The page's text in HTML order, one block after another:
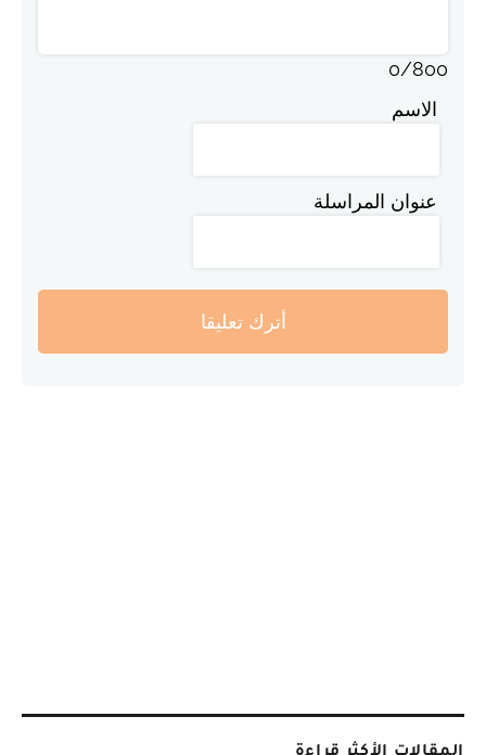
0/800
الاسم
عنوان المراسلة
أترك تعليقا
المقالات الأكثر قراءة